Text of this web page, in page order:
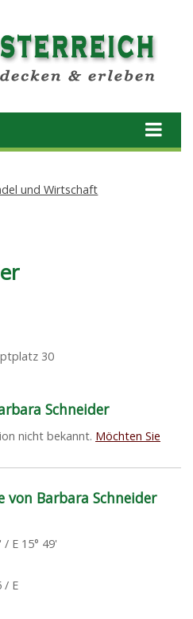
und Wirtschaft
30
Schneider
nicht bekannt. Möchten Sie
von Barbara Schneider
/ E 15° 49'
/ E